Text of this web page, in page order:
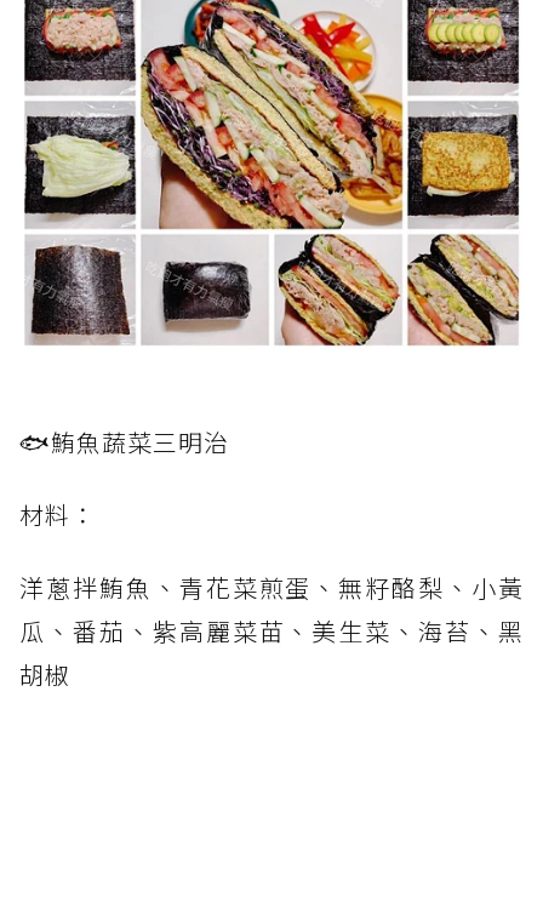
🐟鮪魚蔬菜三明治
材料：
洋蔥拌鮪魚、青花菜煎蛋、無籽酪梨、小黃
瓜、番茄、紫高麗菜苗、美生菜、海苔、黑
胡椒